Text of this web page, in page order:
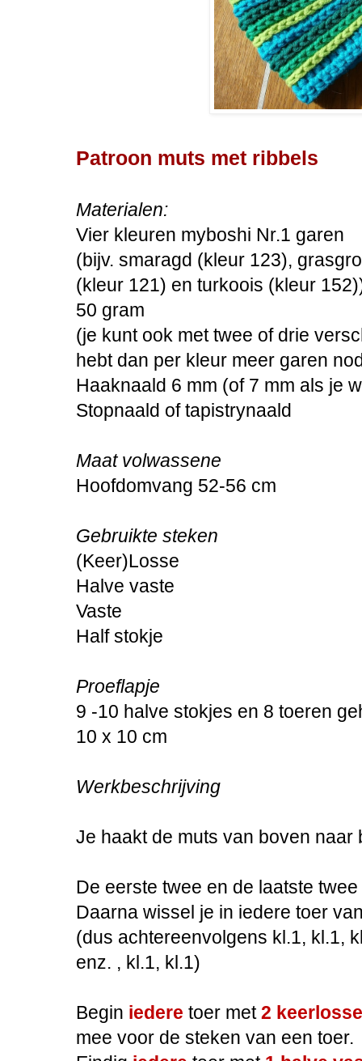
Patroon muts met ribbels
Materialen:
Vier kleuren myboshi Nr.1 garen
(bijv. smaragd (kleur 123),
(kleur 121) en turkoois (kleur
50 gram
(je kunt ook met twee of drie
hebt dan per kleur meer garen
Haaknaald 6 mm (of 7 mm als je
Stopnaald of tapistrynaald
Maat volwassene
Hoofdomvang 52-56 cm
Gebruikte steken
(Keer)Losse
Halve vaste
Vaste
Half stokje
Proeflapje
9 -10 halve stokjes en 8 toeren
10 x 10 cm
Werkbeschrijving
Je haakt de muts van boven naar
De eerste twee en de laatste
Daarna wissel je in iedere toer
(dus achtereenvolgens kl.1, kl.1,
enz. , kl.1, kl.1)
Begin iedere toer met2
mee voor de steken van een toer.